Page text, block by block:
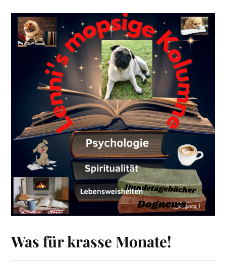
Was für krasse Monate!